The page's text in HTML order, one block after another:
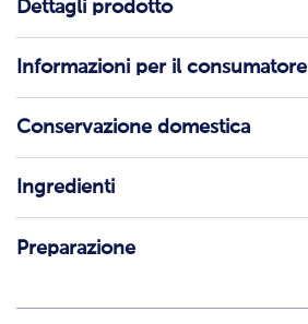
Dettagli prodotto
Informazioni per il consumatore
Conservazione domestica
Ingredienti
Preparazione